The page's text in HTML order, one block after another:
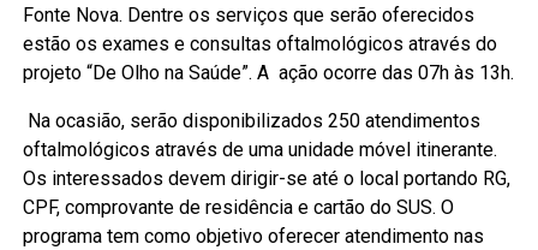
Fonte Nova. Dentre os serviços que serão oferecidos
estão os exames e consultas oftalmológicos através do
projeto “De Olho na Saúde”. A ação ocorre das 07h às 13h.
Na ocasião, serão disponibilizados 250 atendimentos
oftalmológicos através de uma unidade móvel itinerante.
Os interessados devem dirigir-se até o local portando RG,
CPF, comprovante de residência e cartão do SUS. O
programa tem como objetivo oferecer atendimento nas